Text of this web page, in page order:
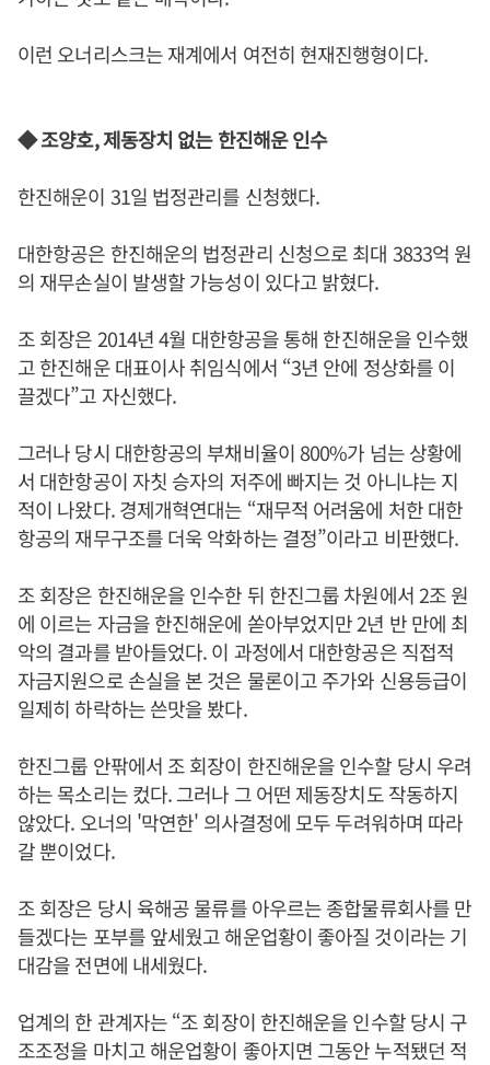
이런 오너리스크는 재계에서 여전히 현재진행형이다.
◆ 조양호, 제동장치 없는 한진해운 인수
한진해운이 31일 법정관리를 신청했다.
대한항공은 한진해운의 법정관리 신청으로 최대 3833억 원
의 재무손실이 발생할 가능성이 있다고 밝혔다.
조 회장은 2014년 4월 대한항공을 통해 한진해운을 인수했
고 한진해운 대표이사 취임식에서 “3년 안에 정상화를 이
끌겠다”고 자신했다.
그러나 당시 대한항공의 부채비율이 800%가 넘는 상황에
서 대한항공이 자칫 승자의 저주에 빠지는 것 아니냐는 지
적이 나왔다. 경제개혁연대는 “재무적 어려움에 처한 대한
항공의 재무구조를 더욱 악화하는 결정”이라고 비판했다.
조 회장은 한진해운을 인수한 뒤 한진그룹 차원에서 2조 원
에 이르는 자금을 한진해운에 쏟아부었지만 2년 반 만에 최
악의 결과를 받아들었다. 이 과정에서 대한항공은 직접적
자금지원으로 손실을 본 것은 물론이고 주가와 신용등급이
일제히 하락하는 쓴맛을 봤다.
한진그룹 안팎에서 조 회장이 한진해운을 인수할 당시 우려
하는 목소리는 컸다. 그러나 그 어떤 제동장치도 작동하지
않았다. 오너의 '막연한' 의사결정에 모두 두려워하며 따라
갈 뿐이었다.
조 회장은 당시 육해공 물류를 아우르는 종합물류회사를 만
들겠다는 포부를 앞세웠고 해운업황이 좋아질 것이라는 기
대감을 전면에 내세웠다.
업계의 한 관계자는 “조 회장이 한진해운을 인수할 당시 구
조조정을 마치고 해운업황이 좋아지면 그동안 누적됐던 적